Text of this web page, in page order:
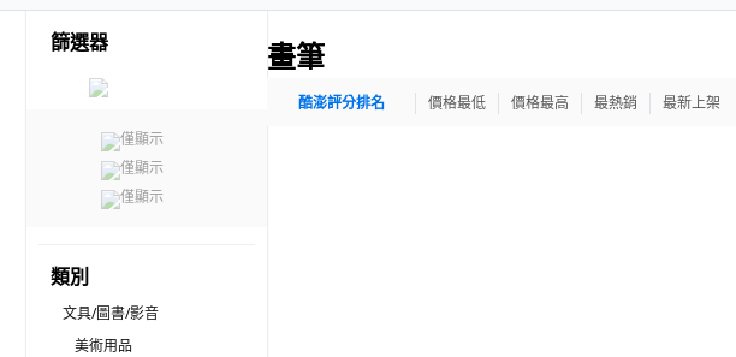
篩選器
僅顯示
僅顯示
僅顯示
類別
文具/圖書/影音
美術用品
畫筆
酷澎評分排名 價格最低 價格最高 最熱銷 最新上架